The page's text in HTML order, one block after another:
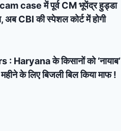
case में पूर्व CM भूपेंद्र हुड्डा
अब CBI की स्पेशल कोर्ट में होगी
के किसानों को ‘नायाब’
के लिए बिजली बिल किया माफ !